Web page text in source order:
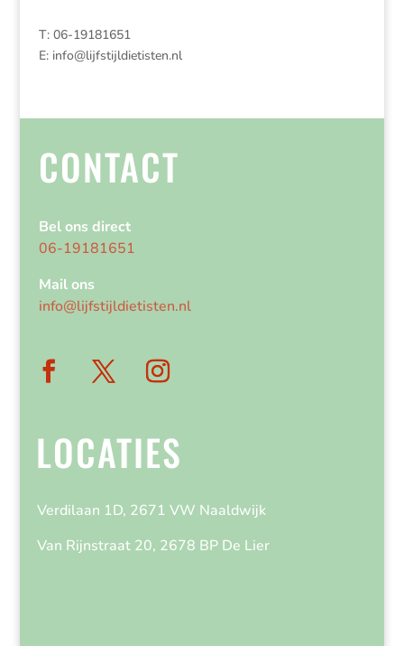
T: 06-19181651
E: info@lijfstijldietisten.nl
CONTACT
Bel ons direct
06-19181651
Mail ons
info@lijfstijldietisten.nl
LOCATIES
Verdilaan 1D, 2671 VW Naaldwijk
Van Rijnstraat 20, 2678 BP De Lier